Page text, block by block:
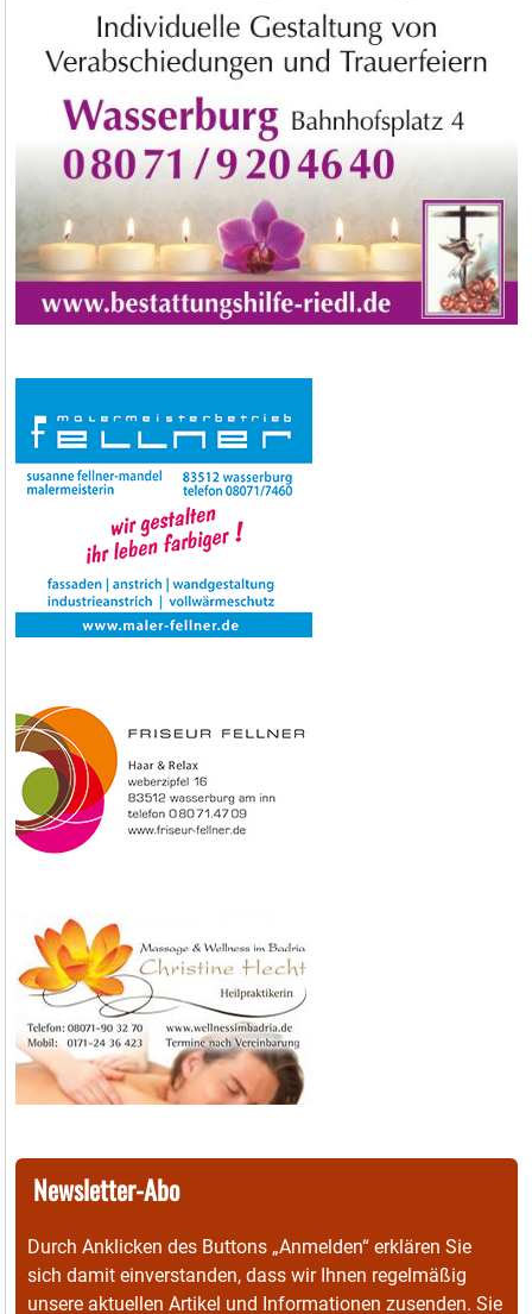
Newsletter-Abo
Durch Anklicken des Buttons „Anmelden“ erklären Sie
sich damit einverstanden, dass wir Ihnen regelmäßig
unsere aktuellen Artikel und Informationen zusenden. Sie